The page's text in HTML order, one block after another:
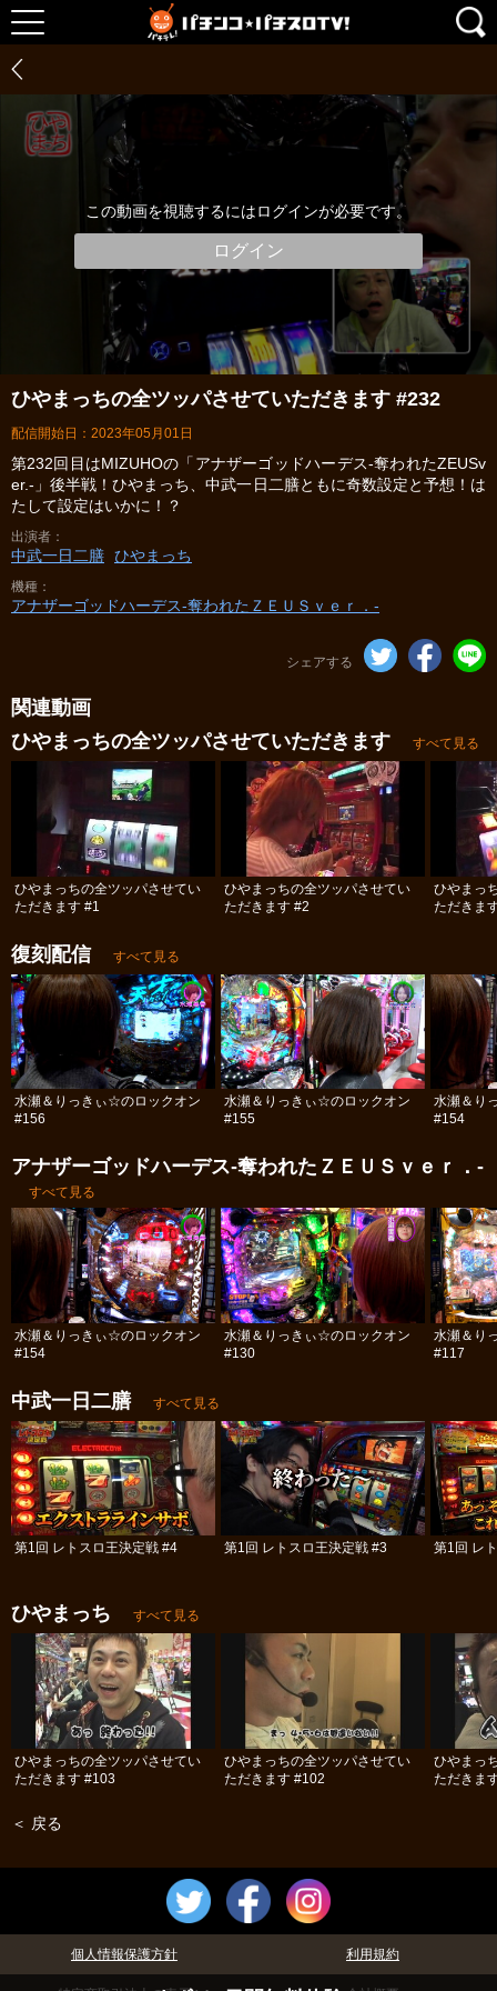
この動画を視聴するにはログインが必要です。
ログイン
ひやまっちの全ツッパさせていただきます #232
配信開始日：2023年05月01日
第232回目はMIZUHOの「アナザーゴッドハーデス-奪われたZEUSv
er.-」後半戦！ひやまっち、中武一日二膳ともに奇数設定と予想！は
たして設定はいかに！？
出演者
中武一日二膳 ひやまっち
機種
アナザーゴッドハーデス-奪われたＺＥＵＳｖｅｒ．-
シェアする
関連動画
ひやまっちの全ツッパさせていただきます
すべて見る
ひやまっちの全ツッパさせてい
ただきます #1
ひやまっちの全ツッパさせてい
ただきます #2
ひやまっ
ただきま
復刻配信 すべて見る
水瀬＆りっきぃ☆のロックオン
#156
水瀬＆りっきぃ☆のロックオン
#155
水瀬＆り
#154
アナザーゴッドハーデス-奪われたＺＥＵＳｖｅｒ．-
すべて見る
水瀬＆りっきぃ☆のロックオン
#154
水瀬＆りっきぃ☆のロックオン
#130
水瀬＆り
#117
中武一日二膳 すべて見る
第1回 レトスロ王決定戦 #4 第1回 レトスロ王決定戦 #3 第1回 レ
ひやまっち すべて見る
ひやまっちの全ツッパさせてい
ただきます #103
ひやまっちの全ツッパさせてい
ただきます #102
ひやまっ
ただきま
＜ 戻る
個人情報保護方針 利用規約